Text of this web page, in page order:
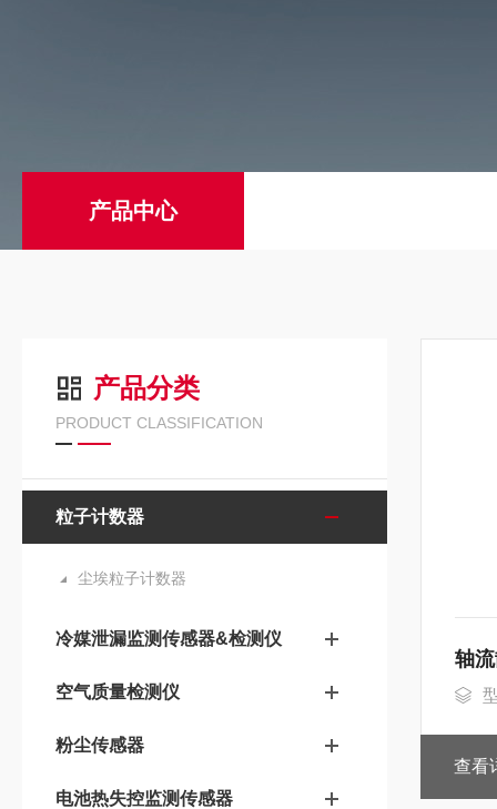
产品中心
产品分类
PRODUCT CLASSIFICATION
粒子计数器
尘埃粒子计数器
冷媒泄漏监测传感器&检测仪
空气质量检测仪
粉尘传感器
电池热失控监测传感器
轴
查看